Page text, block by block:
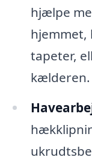
hjælpe
hjemmet,
tapeter,
kælderen.